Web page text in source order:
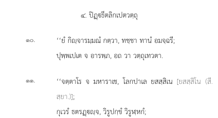
๔. ปิฏฺธีตลิกเปตวตฺถุ
๑๐. ‘‘ยํ กิฺจารมฺมณํ กตฺวา, ทชฺชา ทานํ อมจฺฉรี;
ปุพฺพเปเต จ อารพฺภ, อถ วา วตฺถุเทวตา.
๑๑. ‘‘จตฺตาโร จ มหาราเช, โลกปาเล ยสสฺสิเน [ยสสฺสิโน (สี.
สฺยา.)];
กุเวรํ ธตรฏฺฺจ, วิรูปกฺขํ วิรูฬฺหกํ;